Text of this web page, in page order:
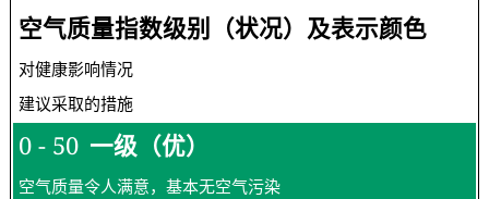
空气质量指数级别（状况）及表示颜色
对健康影响情况
建议采取的措施
0 - 50 一级（优）
空气质量令人满意，基本无空气污染